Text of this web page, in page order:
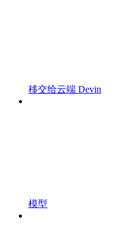
移交给云端 Devin
模型